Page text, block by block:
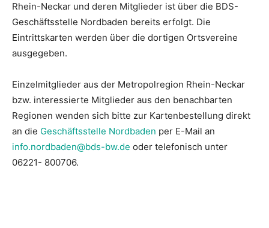
Rhein-Neckar und deren Mitglieder ist über die BDS-
Geschäftsstelle Nordbaden bereits erfolgt. Die
Eintrittskarten werden über die dortigen Ortsvereine
ausgegeben.
Einzelmitglieder aus der Metropolregion Rhein-Neckar
bzw. interessierte Mitglieder aus den benachbarten
Regionen wenden sich bitte zur Kartenbestellung direkt
an die Geschäftsstelle Nordbaden per E-Mail an
info.nordbaden@bds-bw.de oder telefonisch unter
06221- 800706.